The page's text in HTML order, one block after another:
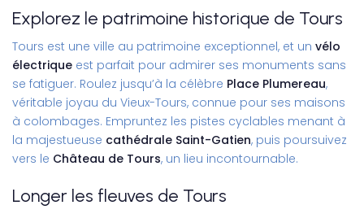
Explorez le patrimoine historique de Tours
Tours est une ville au patrimoine exceptionnel, et un vélo
électrique est parfait pour admirer ses monuments sans
se fatiguer. Roulez jusqu’à la célèbre Place Plumereau,
véritable joyau du Vieux-Tours, connue pour ses maisons
à colombages. Empruntez les pistes cyclables menant à
la majestueuse cathédrale Saint-Gatien, puis poursuivez
vers le Château de Tours, un lieu incontournable.
Longer les fleuves de Tours